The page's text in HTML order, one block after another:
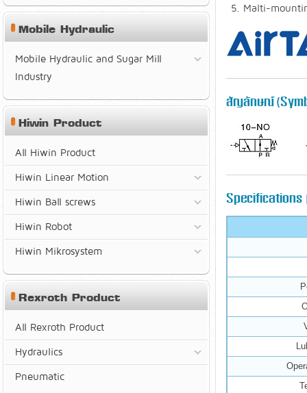
Malti-
สัญลักษณ์
Specifications
Mobile Hydraulic
Mobile Hydraulic and Sugar Mill
Industry
Hiwin Product
All Hiwin Product
Hiwin Linear Motion
Hiwin Ball screws
Hiwin Robot
Hiwin Mikrosystem
Rexroth Product
All Rexroth Product
Hydraulics
Pneumatic